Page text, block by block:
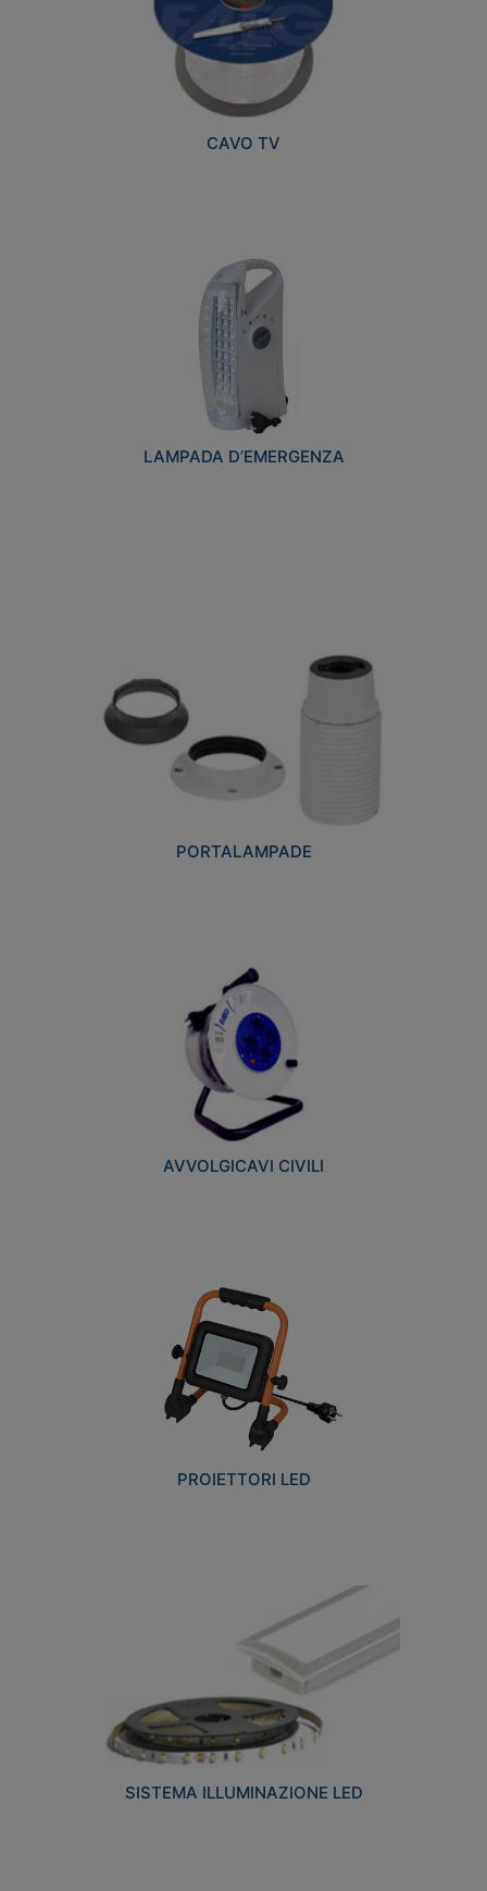
CAVO TV
LAMPADA D’EMERGENZA
PORTALAMPADE
AVVOLGICAVI CIVILI
PROIETTORI LED
SISTEMA ILLUMINAZIONE LED